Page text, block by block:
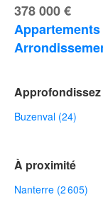
378 000 €
Buzenval (24)
À proximité
Nanterre (2 605)